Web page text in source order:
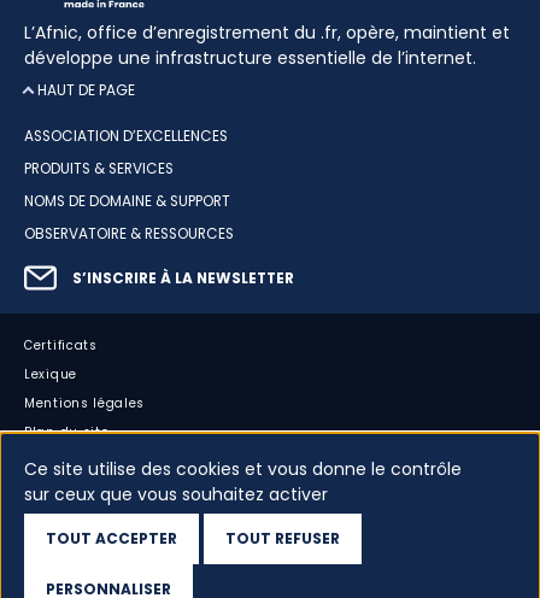
L’Afnic, office d’enregistrement du .fr, opère, maintient et
développe une infrastructure essentielle de l’internet.
HAUT DE PAGE
ASSOCIATION D’EXCELLENCES
PRODUITS & SERVICES
NOMS DE DOMAINE & SUPPORT
OBSERVATOIRE & RESSOURCES
S’INSCRIRE À LA NEWSLETTER
Certificats
Lexique
Mentions légales
Plan du site
Accessibilité : partiellement conforme
Cookies
Dispositif d’alerte
Ce site utilise des cookies et vous donne le contrôle
sur ceux que vous souhaitez activer
TOUT ACCEPTER TOUT REFUSER
PERSONNALISER